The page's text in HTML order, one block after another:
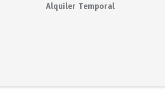
Alquiler Temporal